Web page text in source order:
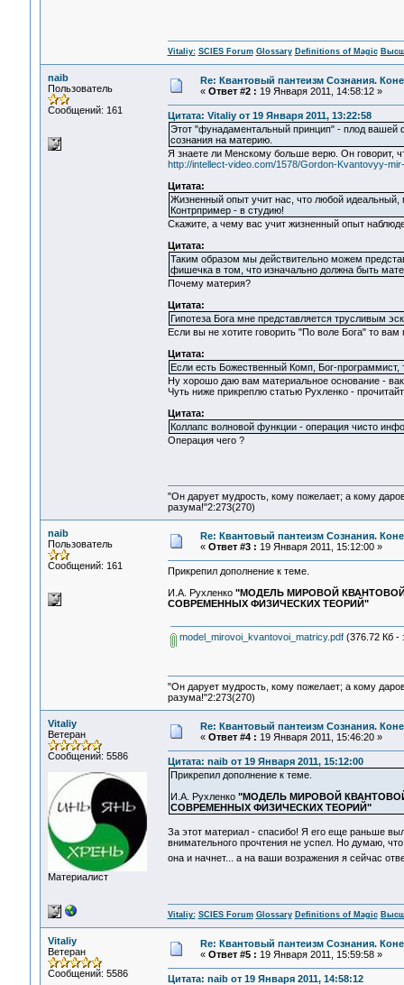
Vitaliy: SCIES Forum Glossary Definitions of Magic
naib
Пользователь
Сообщений: 161
Re: Квантовый пантеизм Сознания.
« Ответ #2 : 19 Января 2011, 14:58:12 »
Цитата: Vitaliy от 19 Января 2011, 13:22:58
Этот "фунадаментальный принцип" - плод вашей
сознания на материю.
Я знаете ли Менскому больше верю. Он говорит,
http://intellect-video.com/1578/Gordon-Kvantovyy-
Цитата:
Жизненный опыт учит нас, что любой идеальный,
Контрпример - в студию!
Скажите, а чему вас учит жизненный опыт
Цитата:
Таким образом мы действительно можем
фишечка в том, что изначально должна быть
Почему материя?
Цитата:
Гипотеза Бога мне представляется трусливым
Если вы не хотите говорить "По воле Бога" то
Цитата:
Если есть Божественный Комп, Бог-
Ну хорошо даю вам материальное основание -
Чуть ниже прикреплю статью Рухленко -
Цитата:
Коллапс волновой функции - операция чисто
Операция чего ?
"Он дарует мудрость, кому пожелает; а кому
разума!"2:273(270)
naib
Пользователь
Сообщений: 161
Re: Квантовый пантеизм Сознания.
« Ответ #3 : 19 Января 2011, 15:12:00 »
Прикрепил дополнение к теме.
И.А. Рухленко "МОДЕЛЬ МИРОВОЙ
СОВРЕМЕННЫХ ФИЗИЧЕСКИХ ТЕОРИЙ"
model_mirovoi_kvantovoi_matricy.pdf(376.72 Кб -
"Он дарует мудрость, кому пожелает; а кому
разума!"2:273(270)
Vitaliy
Ветеран
Сообщений: 5586
Материалист
Re: Квантовый пантеизм Сознания.
« Ответ #4 : 19 Января 2011, 15:46:20 »
Цитата: naib от 19 Января 2011, 15:12:00
Прикрепил дополнение к теме.
И.А. Рухленко "МОДЕЛЬ МИРОВОЙ
СОВРЕМЕННЫХ ФИЗИЧЕСКИХ ТЕОРИЙ"
За этот материал - спасибо! Я его еще раньше
внимательного прочтения не успел. Но думаю,
она и начнет... а на ваши возражения я сейчас
Vitaliy: SCIES Forum Glossary Definitions of Magic
Vitaliy
Ветеран
Сообщений: 5586
Re: Квантовый пантеизм Сознания.
« Ответ #5 : 19 Января 2011, 15:59:58 »
Цитата: naib от 19 Января 2011, 14:58:12